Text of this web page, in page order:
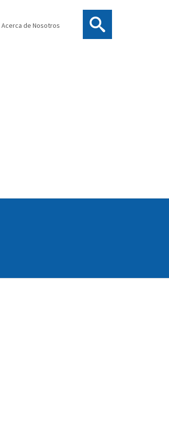
Acerca de Nosotros